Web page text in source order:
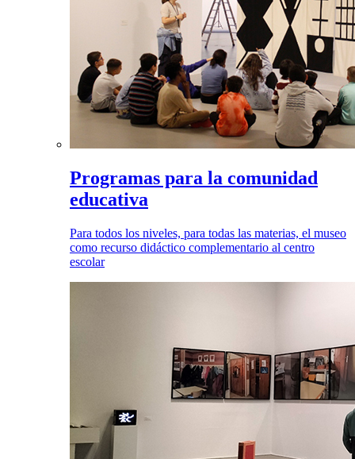
Programas para la comunidad
educativa
Para todos los niveles, para todas las materias, el museo
como recurso didáctico complementario al centro
escolar